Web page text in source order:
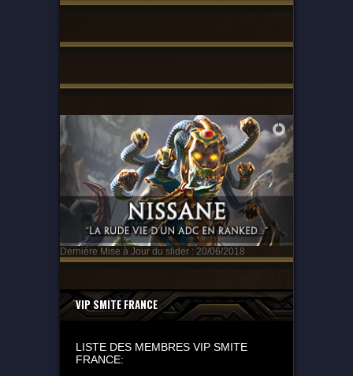
Dernière Mise à Jour du slider : 20/06/2018
VIP SMITE FRANCE
LISTE DES MEMBRES VIP SMITE
FRANCE: